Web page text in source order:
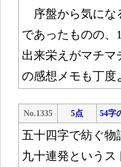
序盤から気にな
であったものの、
出来栄えがマチ
の感想メモも丁度
No.1335 5点 54字
五十四字で紡ぐ物
九十連発というス